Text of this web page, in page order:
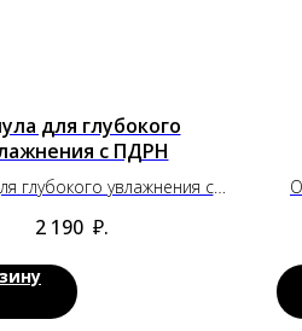
для глубокого
с ПДРН
глубокого увлажнения с
2 190 ₽.